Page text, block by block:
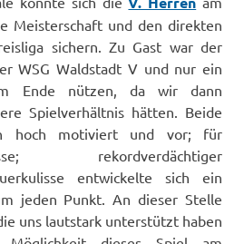
Meisterschaft und den direkten
sichern. Zu Gast war der
WSG Waldstadt V und nur ein
Ende nützen, da wir dann
Spielverhältnis hätten. Beide
hoch motiviert und vor; für
rekordverdächtiger
entwickelte sich ein
jeden Punkt. An dieser Stelle
uns lautstark unterstützt haben